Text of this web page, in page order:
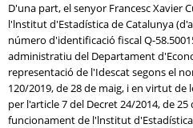
D'una part, el senyor Francesc Xavier
l'lnstitut d'Estadística de Catalunya
número d'identificació fiscal Q-
administratiu del Departament
representació de l'Idescat segons el
120/2019, de 28 de maig, i en virtut
per l'article 7 del Decret 24/2014, de
funcionament de l'lnstitut